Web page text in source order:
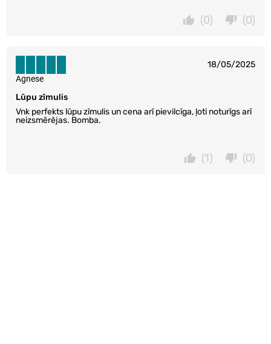
(0)
(0)
18/05/2025
Lūpu zīmulis
Vnk perfekts lūpu zīmulis un cena arī pievilcīga, ļoti noturīgs arī
neizsmērējas. Bomba.
Agnese
(0)
(1)